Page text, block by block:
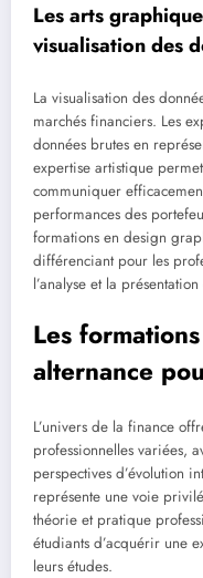
Les arts
visualisation des
La visualisation des
marchés financiers. Les
données brutes en
expertise artistique
communiquer
performances des
formations en design
différenciant pour les
l’analyse et la
Les
alternance
L’univers de la finance
professionnelles variées,
perspectives d’évolution
représente une voie
théorie et pratique
étudiants d’acquérir une
leurs études.